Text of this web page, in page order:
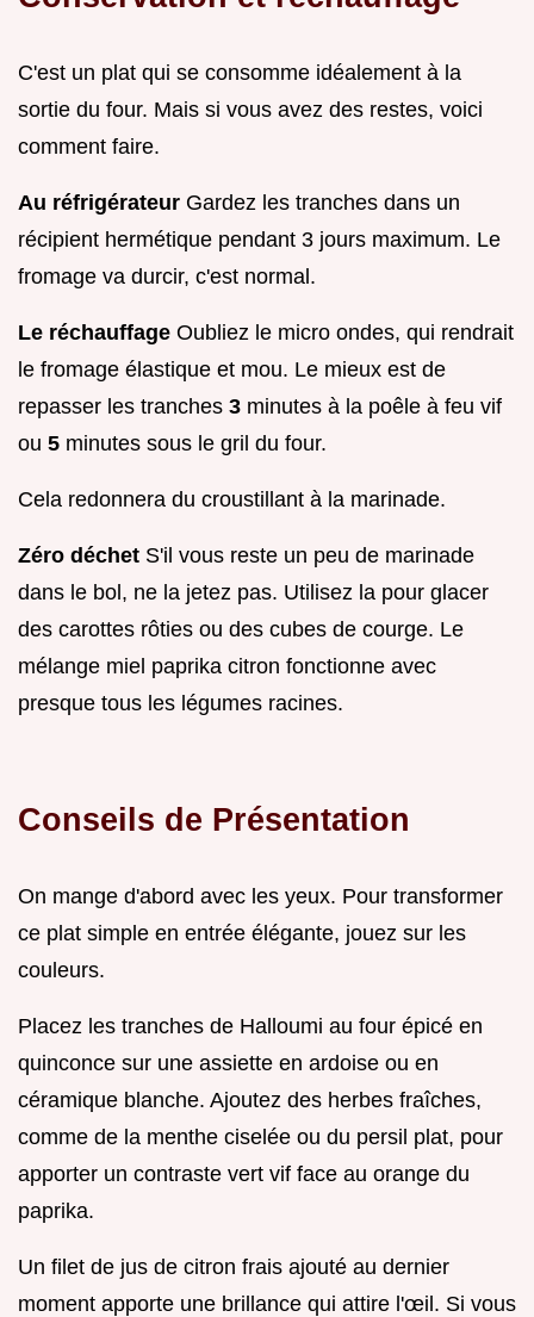
C'est un plat qui se consomme idéalement à la
sortie du four. Mais si vous avez des restes, voici
comment faire.
Au réfrigérateur Gardez les tranches dans un
récipient hermétique pendant 3 jours maximum. Le
fromage va durcir, c'est normal.
Le réchauffage Oubliez le micro ondes, qui rendrait
le fromage élastique et mou. Le mieux est de
repasser les tranches 3 minutes à la poêle à feu vif
ou 5 minutes sous le gril du four.
Cela redonnera du croustillant à la marinade.
Zéro déchet S'il vous reste un peu de marinade
dans le bol, ne la jetez pas. Utilisez la pour glacer
des carottes rôties ou des cubes de courge. Le
mélange miel paprika citron fonctionne avec
presque tous les légumes racines.
Conseils de Présentation
On mange d'abord avec les yeux. Pour transformer
ce plat simple en entrée élégante, jouez sur les
couleurs.
Placez les tranches de Halloumi au four épicé en
quinconce sur une assiette en ardoise ou en
céramique blanche. Ajoutez des herbes fraîches,
comme de la menthe ciselée ou du persil plat, pour
apporter un contraste vert vif face au orange du
paprika.
Un filet de jus de citron frais ajouté au dernier
moment apporte une brillance qui attire l'œil. Si vous